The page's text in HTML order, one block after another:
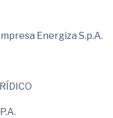
Energiza S.p.A.